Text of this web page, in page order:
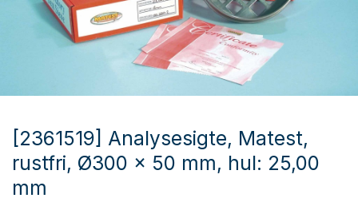
[2361519] Analysesigte, Matest,
rustfri, Ø300 x 50 mm, hul: 25,00
mm